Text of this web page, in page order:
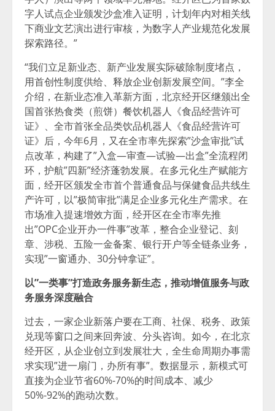
字人试点企业颁发沙盒准入证明，计划年内对相关线
下商业文艺演出进行审核，为数字人产业规范化发展
探索路径。”
“我们立足新业态、新产业发展实际破除制度堵点，
用首创性制度供给、释放企业创新发展空间。”李全
介绍，在新业态准入革新方面，北京经开区继颁出全
国首张热食类（煎饼）餐饮机器人《食品经营许可
证》、全市首张全品类饮品机器人《食品经营许可
证》后，今年6月，又在全市率先探索”沙盒审批”试
点改革，构建了”入盒—审查—试验—出盒”全流程闭
环，护航”四新”经济蓬勃发展。在多元化生产赋能方
面，经开区颁发全市首个普通食品与保健食品共线生
产许可，以”极简审批”满足企业多元化生产需求。在
市场准入提速增效方面，经开区在全市率先推
出”OPC企业开办一件事”改革，整合企业登记、刻
章、涉税、五险一金备案、银行开户等全链条业务，
实现”一窗通办、30分钟拿证”。
以”一类事”打造政务服务新生态， 推动增值服务与政
务服务深度融合
过去，一家企业新落户要在工商、社保、税务、政策
兑现等窗口之间来回奔波、分头咨询。如今，在北京
经开区，从企业创立到发展壮大，全生命周期办事需
求实现”进一扇门，办所有事”。数据显示，新模式可
直接为企业节省60%-70%的时间成本、减少
50%-92%的跑动次数。